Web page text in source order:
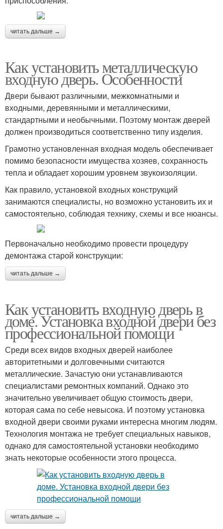
читать дальше →
Как установить металлическую
входную дверь. Особенности
Двери бывают различными, межкомнатными и
входными, деревянными и металлическими,
стандартными и необычными. Поэтому монтаж дверей
должен производиться соответственно типу изделия.
Грамотно установленная входная модель обеспечивает
помимо безопасности имущества хозяев, сохранность
тепла и обладает хорошим уровнем звукоизоляции.
Как правило, установкой входных конструкций
занимаются специалисты, но возможно установить их и
самостоятельно, соблюдая технику, схемы и все нюансы.
Первоначально необходимо провести процедуру
демонтажа старой конструкции:
читать дальше →
Как установить входную дверь в
доме. Установка входной двери без
профессиональной помощи
Среди всех видов входных дверей наиболее
авторитетными и долговечными считаются
металлические. Зачастую они устанавливаются
специалистами ремонтных компаний. Однако это
значительно увеличивает общую стоимость двери,
которая сама по себе невысока. И поэтому установка
входной двери своими руками интересна многим людям.
Технология монтажа не требует специальных навыков,
однако для самостоятельной установки необходимо
знать некоторые особенности этого процесса.
читать дальше →